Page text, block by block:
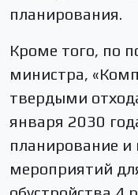
планирования.
Кроме того, по
министра,
твердыми
января 2030
планирование
мероприятий